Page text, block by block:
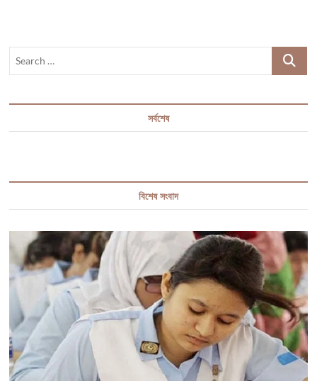
Search
সর্বশেষ
বিশেষ সংবাদ